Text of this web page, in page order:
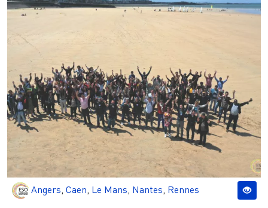
Angers, Caen, Le Mans, Nantes, Rennes